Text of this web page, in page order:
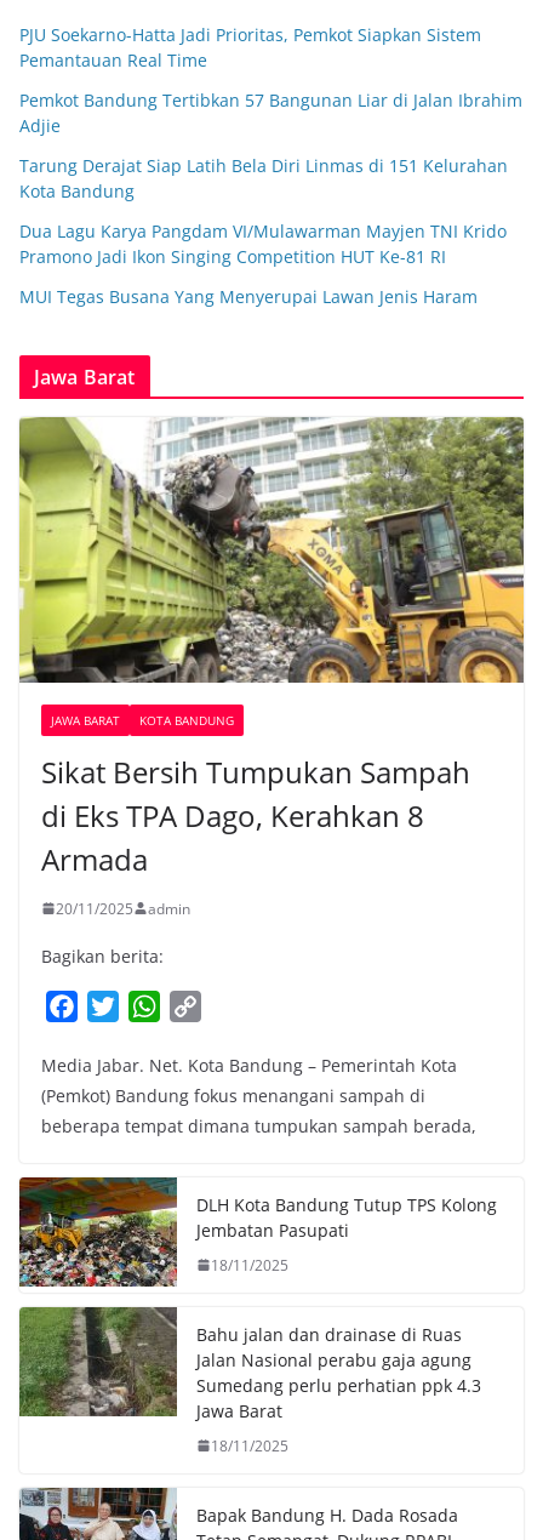
PJU Soekarno-Hatta Jadi Prioritas, Pemkot Siapkan Sistem
Pemantauan Real Time
Pemkot Bandung Tertibkan 57 Bangunan Liar di Jalan Ibrahim
Adjie
Tarung Derajat Siap Latih Bela Diri Linmas di 151 Kelurahan
Kota Bandung
Dua Lagu Karya Pangdam VI/Mulawarman Mayjen TNI Krido
Pramono Jadi Ikon Singing Competition HUT Ke-81 RI
MUI Tegas Busana Yang Menyerupai Lawan Jenis Haram
Jawa Barat
JAWA BARAT KOTA BANDUNG
Sikat Bersih Tumpukan Sampah
di Eks TPA Dago, Kerahkan 8
Armada
20/11/2025 admin
Bagikan berita:
c
e
b
o
k
i
t
t
r
W
a
t
s
p
p
p
y
L
n
k
Media Jabar. Net. Kota Bandung – Pemerintah Kota
(Pemkot) Bandung fokus menangani sampah di
beberapa tempat dimana tumpukan sampah berada,
DLH Kota Bandung Tutup TPS Kolong
Jembatan Pasupati
18/11/2025
Bahu jalan dan drainase di Ruas
Jalan Nasional perabu gaja agung
Sumedang perlu perhatian ppk 4.3
Jawa Barat
18/11/2025
Bapak Bandung H. Dada Rosada